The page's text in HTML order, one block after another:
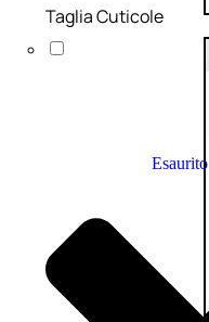
Esaurito
Taglia Cuticole